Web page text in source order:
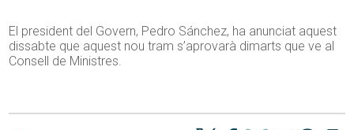
El president del Govern, Pedro Sánchez, ha anunciat aquest
dissabte que aquest nou tram s’aprovarà dimarts que ve al
Consell de Ministres.